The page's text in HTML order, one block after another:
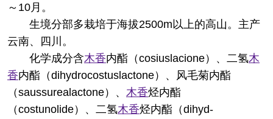
～10月。
生境分部多栽培于海拔2500m以上的高山。主产
云南、四川。
化学成分含木香内酯（cosiuslacione）、二氢木
香内酯（dihydrocostuslactone）、风毛菊内酯
（saussurealactone）、 木香烃内酯
（costunolide）、二氢木香烃内酯（dihyd-